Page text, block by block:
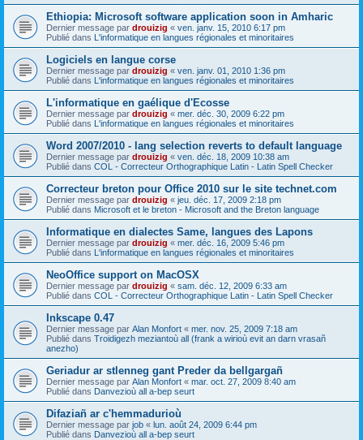
Ethiopia: Microsoft software application soon in Amharic
Dernier message par drouizig « ven. janv. 15, 2010 6:17 pm
Publié dans L'informatique en langues régionales et minoritaires
Logiciels en langue corse
Dernier message par drouizig « ven. janv. 01, 2010 1:36 pm
Publié dans L'informatique en langues régionales et minoritaires
L'informatique en gaélique d'Ecosse
Dernier message par drouizig « mer. déc. 30, 2009 6:22 pm
Publié dans L'informatique en langues régionales et minoritaires
Word 2007/2010 - lang selection reverts to default language
Dernier message par drouizig « ven. déc. 18, 2009 10:38 am
Publié dans COL - Correcteur Orthographique Latin - Latin Spell Checker
Correcteur breton pour Office 2010 sur le site technet.com
Dernier message par drouizig « jeu. déc. 17, 2009 2:18 pm
Publié dans Microsoft et le breton - Microsoft and the Breton language
Informatique en dialectes Same, langues des Lapons
Dernier message par drouizig « mer. déc. 16, 2009 5:46 pm
Publié dans L'informatique en langues régionales et minoritaires
NeoOffice support on MacOSX
Dernier message par drouizig « sam. déc. 12, 2009 6:33 am
Publié dans COL - Correcteur Orthographique Latin - Latin Spell Checker
Inkscape 0.47
Dernier message par Alan Monfort « mer. nov. 25, 2009 7:18 am
Publié dans Troidigezh meziantoù all (frank a wirioù evit an darn vrasañ
anezho)
Geriadur ar stlenneg gant Preder da bellgargañ
Dernier message par Alan Monfort « mar. oct. 27, 2009 8:40 am
Publié dans Danvezioù all a-bep seurt
Difaziañ ar c'hemmadurioù
Dernier message par job « lun. août 24, 2009 6:44 pm
Publié dans Danvezioù all a-bep seurt